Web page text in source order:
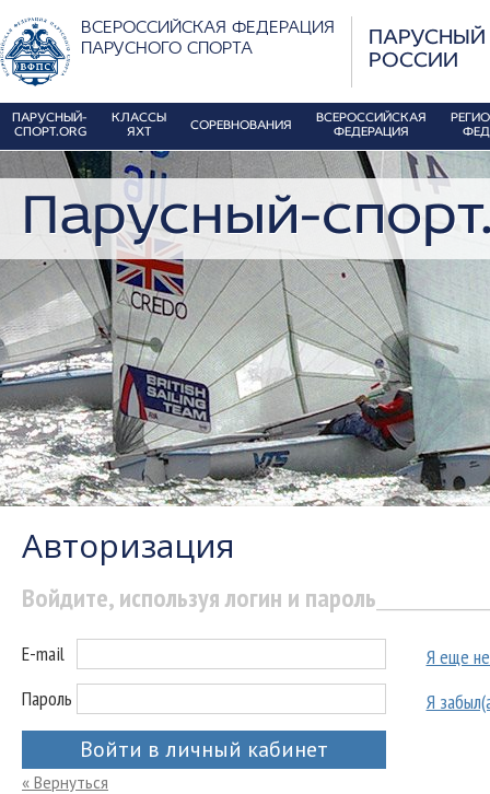
ВСЕРОССИЙСКАЯ ФЕДЕРАЦИЯ
ПАРУСНОГО СПОРТА
ПАРУСНЫЙ
РОССИИ
ПАРУСНЫЙ-
СПОРТ.ORG
КЛАССЫ
ЯХТ
СОРЕВНОВАНИЯ
ВСЕРОССИЙСКАЯ
ФЕДЕРАЦИЯ
Парусный-
Авторизация
Войдите, используя логин и пароль
E-mail
Пароль
Войти в личный кабинет
Я еще не
Я
« Вернуться